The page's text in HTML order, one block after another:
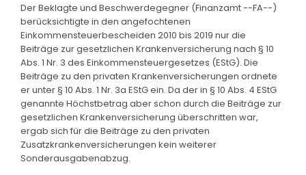
Der Beklagte und Beschwerdegegner (Finanzamt --FA--)
berücksichtigte in den angefochtenen
Einkommensteuerbescheiden 2010 bis 2019 nur die
Beiträge zur gesetzlichen Krankenversicherung nach § 10
Abs. 1 Nr. 3 des Einkommensteuergesetzes (EStG). Die
Beiträge zu den privaten Krankenversicherungen ordnete
er unter § 10 Abs. 1 Nr. 3a EStG ein. Da der in § 10 Abs. 4 EStG
genannte Höchstbetrag aber schon durch die Beiträge zur
gesetzlichen Krankenversicherung überschritten war,
ergab sich für die Beiträge zu den privaten
Zusatzkrankenversicherungen kein weiterer
Sonderausgabenabzug.